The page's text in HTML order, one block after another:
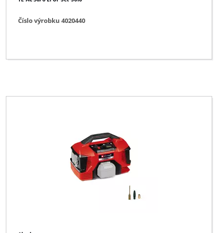
Číslo výrobku 4020440